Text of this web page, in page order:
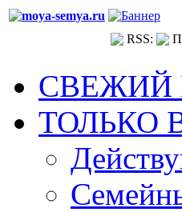
RSS:
СВЕЖИЙ
ТОЛЬКО